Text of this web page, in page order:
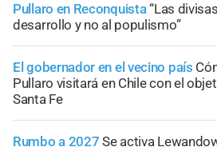
Pullaro en Reconquista“Las
desarrollo y no al populismo”
El gobernador en el vecino país
Pullaro visitará en Chile con el
Santa Fe
Rumbo a 2027 Se activa